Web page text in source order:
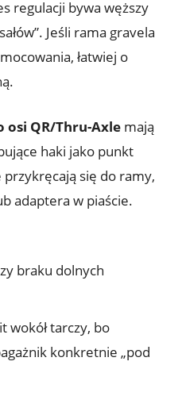
regulacji bywa węższy
Jeśli rama gravela
łatwiej o
osi QR/Thru-Axle mają
haki jako punkt
się do ramy,
adaptera w piaście.
braku dolnych
wokół tarczy, bo
konkretnie „pod